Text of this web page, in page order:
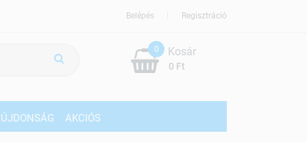
Regisztráció
Belépés
0
0 Ft
Kosár
ÚJDONSÁG AKCIÓS